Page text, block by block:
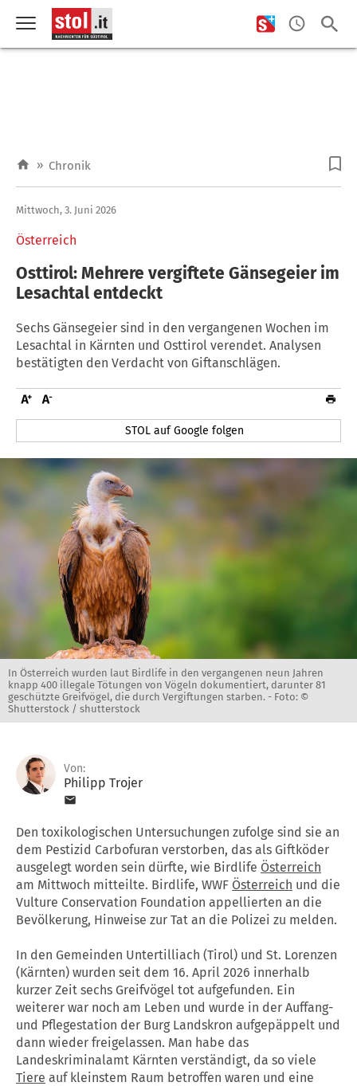
» Chronik
Österreich
Mittwoch, 3. Juni 2026
Osttirol: Mehrere vergiftete Gänsegeier im
Lesachtal entdeckt
Sechs Gänsegeier sind in den vergangenen Wochen im
Lesachtal in Kärnten und Osttirol verendet. Analysen
bestätigten den Verdacht von Giftanschlägen.
STOL auf Google folgen
In Österreich wurden laut Birdlife in den vergangenen neun Jahren
knapp 400 illegale Tötungen von Vögeln dokumentiert, darunter 81
geschützte Greifvögel, die durch Vergiftungen starben. - Foto: ©
Shutterstock / shutterstock
Von:
Philipp Trojer
Den toxikologischen Untersuchungen zufolge sind sie an
dem Pestizid Carbofuran verstorben, das als Giftköder
ausgelegt worden sein dürfte, wie Birdlife Österreich
am Mittwoch mitteilte. Birdlife, WWF Österreich und die
Vulture Conservation Foundation appellierten an die
Bevölkerung, Hinweise zur Tat an die Polizei zu melden.
In den Gemeinden Untertilliach (Tirol) und St. Lorenzen
(Kärnten) wurden seit dem 16. April 2026 innerhalb
kurzer Zeit sechs Greifvögel tot aufgefunden. Ein
weiterer war noch am Leben und wurde in der Auffang-
und Pflegestation der Burg Landskron aufgepäppelt und
dann wieder freigelassen. Man habe das
Landeskriminalamt Kärnten verständigt, da so viele
Tiere auf kleinstem Raum betroffen waren und eine